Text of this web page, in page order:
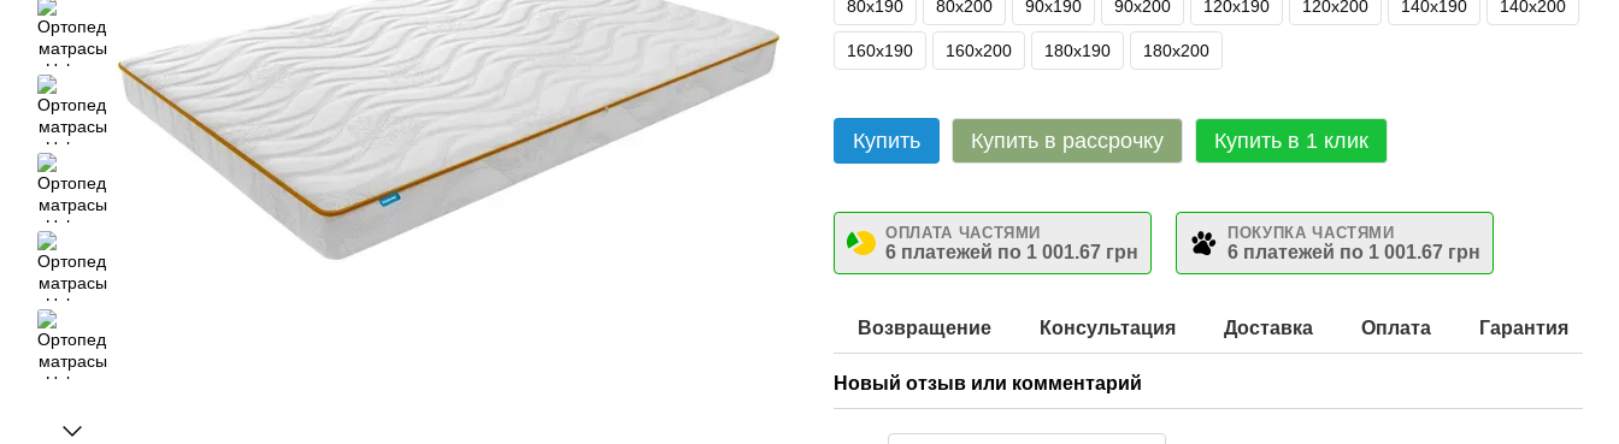
80х190 80х200 90х190 90х200 120х190 120х200 140х190 140х200
160х190 160х200 180х190 180х200
Купить Купить в рассрочку Купить в 1 клик
ОПЛАТА ЧАСТЯМИ
6 платежей по 1 001.67 грн
ПОКУПКА ЧАСТЯМИ
6 платежей по 1 001.67 грн
Возвращение Консультация Доставка Оплата Гарантия
Новый отзыв или комментарий